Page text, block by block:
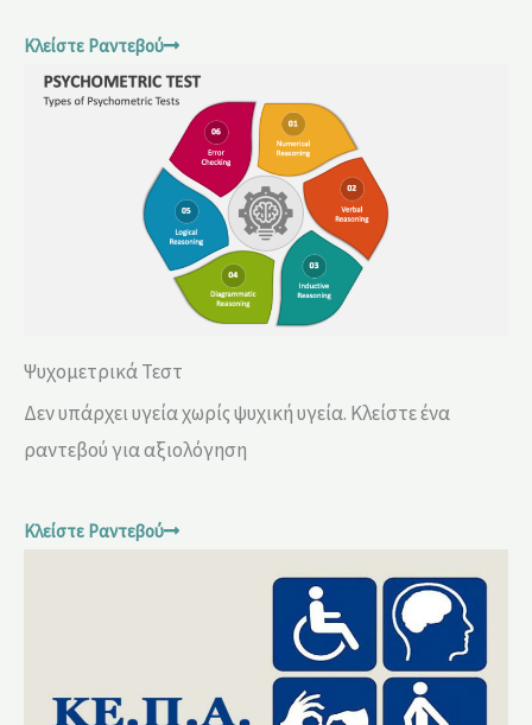
Κλείστε Ραντεβού
Ψυχομετρικά Τεστ
Δεν υπάρχει υγεία χωρίς ψυχική υγεία. Κλείστε ένα
ραντεβού για αξιολόγηση
Κλείστε Ραντεβού